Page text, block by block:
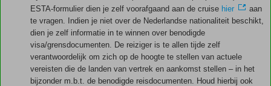
ESTA-formulier dien je zelf voorafgaand aan de cruise hier
aan
te vragen. Indien je niet over de Nederlandse nationaliteit beschikt,
dien je zelf informatie in te winnen over benodigde
visa/grensdocumenten. De reiziger is te allen tijde zelf
verantwoordelijk om zich op de hoogte te stellen van actuele
vereisten die de landen van vertrek en aankomst stellen – in het
bijzonder m.b.t. de benodigde reisdocumenten. Houd hierbij ook